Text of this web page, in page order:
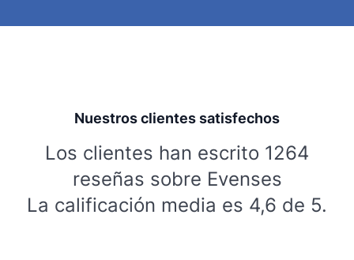
Nuestros clientes satisfechos
Los clientes han escrito 1264
reseñas sobre Evenses
La calificación media es 4,6 de 5.